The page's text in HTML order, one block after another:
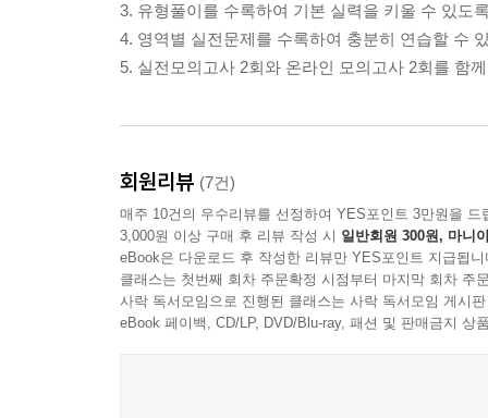
3. 유형풀이를 수록하여 기본 실력을 키울 수 있도
4. 영역별 실전문제를 수록하여 충분히 연습할 수
5. 실전모의고사 2회와 온라인 모의고사 2회를 함
회원리뷰 (7건)
매주 10건의 우수리뷰를 선정하여 YES포인트 3만원을 드
3,000원 이상 구매 후 리뷰 작성 시 일반회원 300원, 마니
eBook은 다운로드 후 작성한 리뷰만 YES포인트 지급됩니
클래스는 첫번째 회차 주문확정 시점부터 마지막 회차 주
사락 독서모임으로 진행된 클래스는 사락 독서모임 게시
eBook 페이백, CD/LP, DVD/Blu-ray, 패션 및 판매금지 상